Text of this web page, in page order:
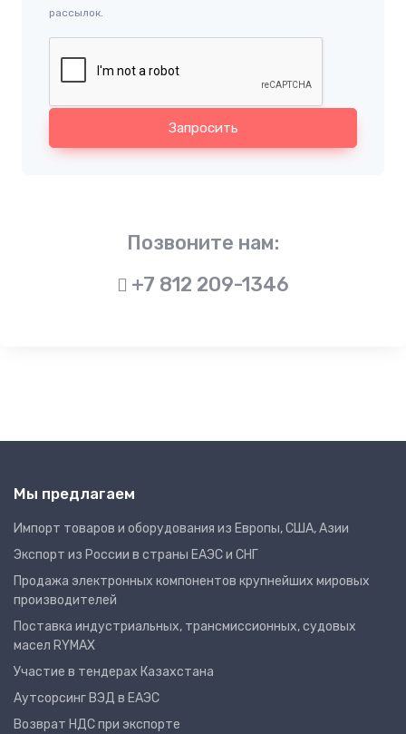
рассылок.
Запросить
Позвоните нам:
+7 812 209-1346
Мы предлагаем
Импорт товаров и оборудования из Европы, США, Азии
Экспорт из России в страны ЕАЭС и СНГ
Продажа электронных компонентов крупнейших мировых
производителей
Поставка индустриальных, трансмиссионных, судовых
масел RYMAX
Участие в тендерах Казахстана
Аутсорсинг ВЭД в ЕАЭС
Возврат НДС при экспорте